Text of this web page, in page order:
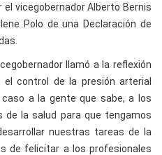
vicegobernador Alberto Bernis
Polo de una Declaración de
llamó a la reflexión
control de la presión arterial
a la gente que sabe, a los
la salud para que tengamos
nuestras tareas de la
de felicitar a los profesionales